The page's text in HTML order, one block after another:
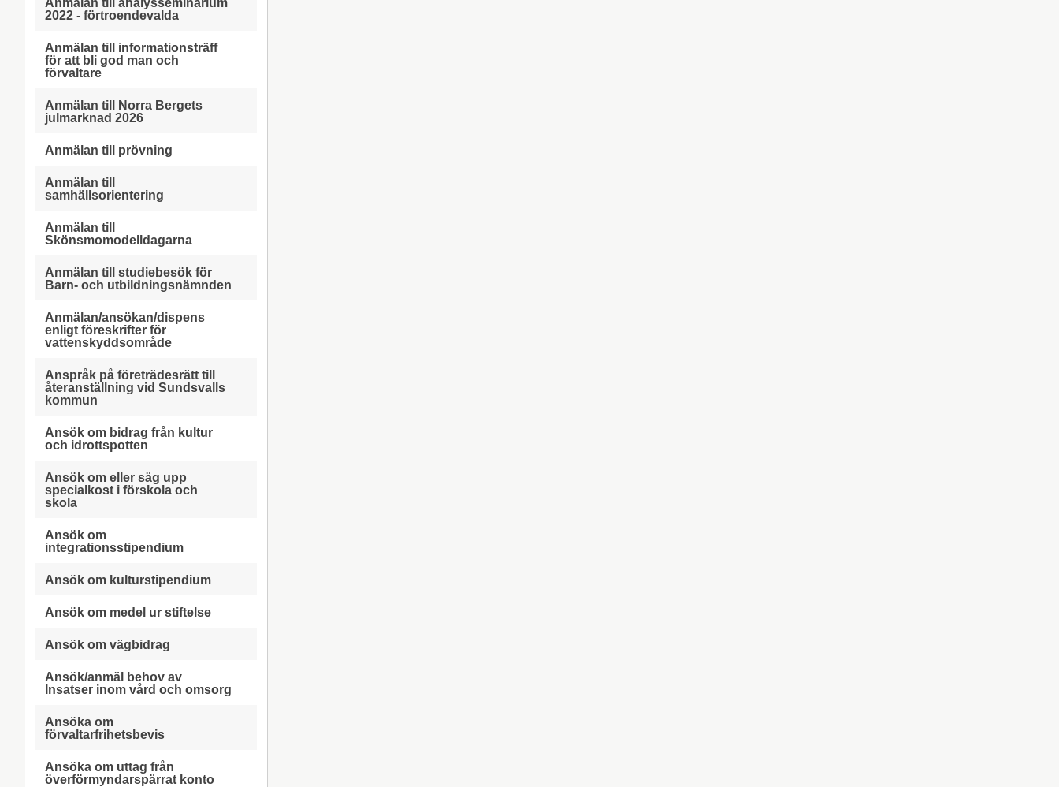
Anmälan till analysseminarium
2022 - förtroendevalda
Anmälan till informationsträff
för att bli god man och
förvaltare
Anmälan till Norra Bergets
julmarknad 2026
Anmälan till prövning
Anmälan till
samhällsorientering
Anmälan till
Skönsmomodelldagarna
Anmälan till studiebesök för
Barn- och utbildningsnämnden
Anmälan/ansökan/dispens
enligt föreskrifter för
vattenskyddsområde
Anspråk på företrädesrätt till
återanställning vid Sundsvalls
kommun
Ansök om bidrag från kultur
och idrottspotten
Ansök om eller säg upp
specialkost i förskola och
skola
Ansök om
integrationsstipendium
Ansök om kulturstipendium
Ansök om medel ur stiftelse
Ansök om vägbidrag
Ansök/anmäl behov av
Insatser inom vård och omsorg
Ansöka om
förvaltarfrihetsbevis
Ansöka om uttag från
överförmyndarspärrat konto